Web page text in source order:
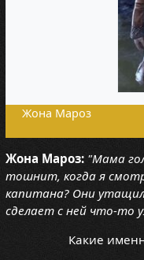
Жона Мароз
Жона Мароз: "Мама
тошнит, когда я
капитана? Они
сделает с ней что-то
Какие